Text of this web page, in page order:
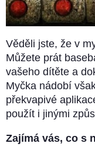
Věděli jste, že v
Můžete prát
vašeho dítěte a
Myčka nádobí
překvapivé
použít i jinými
Zajímá vás, co s